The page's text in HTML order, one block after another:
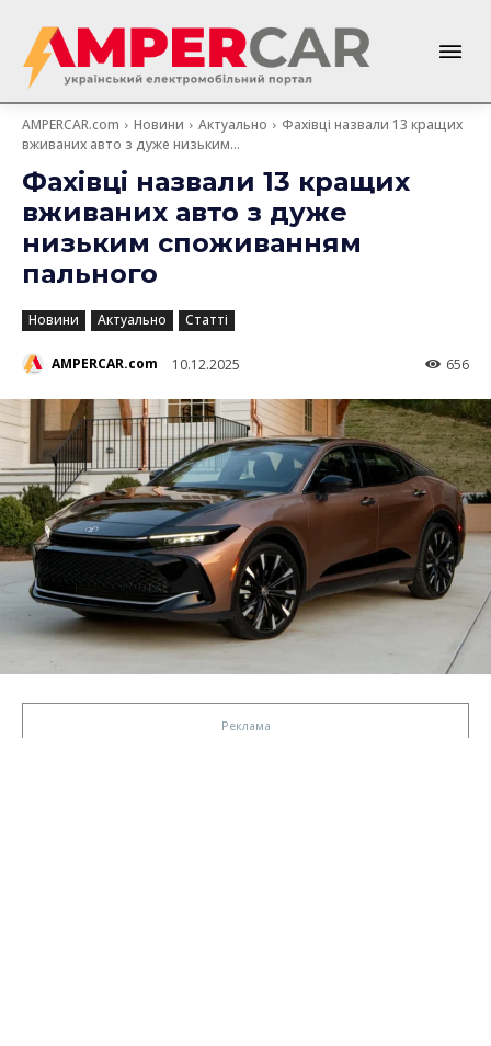
AMPERCAR.com Новини Актуально
Фахівці назвали 13 кращих
вживаних авто з дуже низьким...
Фахівці назвали 13 кращих
вживаних авто з дуже
низьким споживанням
пального
Новини Актуально Статті
AMPERCAR.com 10.12.2025 656